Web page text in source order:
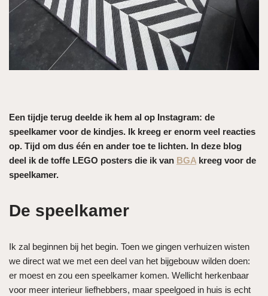
Een tijdje terug deelde ik hem al op Instagram: de
speelkamer voor de kindjes. Ik kreeg er enorm veel reacties
op. Tijd om dus één en ander toe te lichten. In deze blog
deel ik de toffe LEGO posters die ik van BGA kreeg voor de
speelkamer.
De speelkamer
Ik zal beginnen bij het begin. Toen we gingen verhuizen wisten
we direct wat we met een deel van het bijgebouw wilden doen:
er moest en zou een speelkamer komen. Wellicht herkenbaar
voor meer interieur liefhebbers, maar speelgoed in huis is echt